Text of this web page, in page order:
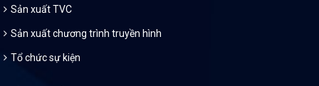
Sản xuất TVC
Sản xuất chương trình truyền hình
Tổ chức sự kiện